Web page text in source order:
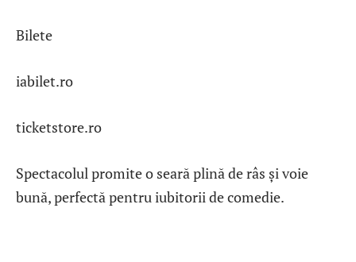
Bilete
iabilet.ro
ticketstore.ro
Spectacolul promite o seară plină de râs și voie
bună, perfectă pentru iubitorii de comedie.